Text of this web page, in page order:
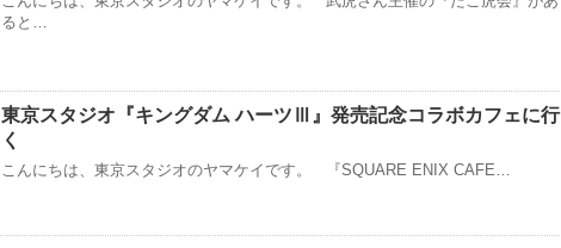
ると…
東京スタジオ『キングダム ハーツⅢ』発売記念コラボカフェに行
く
こんにちは、東京スタジオのヤマケイです。 『SQUARE ENIX CAFE…